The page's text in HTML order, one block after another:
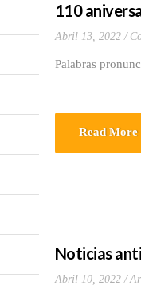
110
Abril 13, 2022
Palabras
Read More
Noticias
Abril 10, 2022